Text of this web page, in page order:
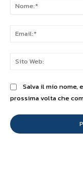
Salva il mio nome,
prossima volta che